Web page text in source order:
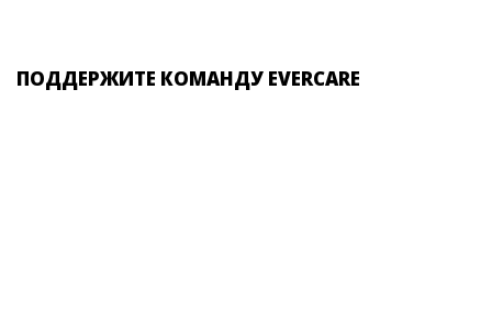
ПОДДЕРЖИТЕ КОМАНДУ EVERCARE